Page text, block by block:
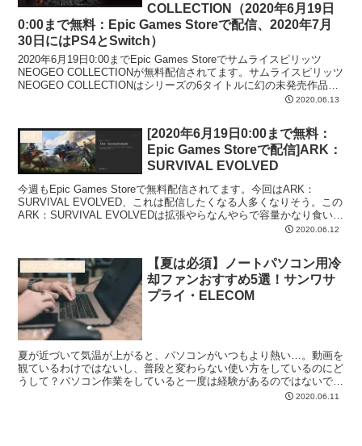
COLLECTION（2020年6月19日
0:00まで無料：Epic Games Storeで配信、2020年7月
30日にはPS4とSwitch）
2020年6月19日0:00までEpic Games Storeでサムライスピリッツ
NEOGEO COLLECTIONが無料配信されてます。サムライスピリッツ
NEOGEO COLLECTIONはシリーズの6タイトルに幻の未発売作品を
2020.06.13
WiFi
[2020年6月19日0:00まで無料：
Epic Games Storeで配信]ARK：
SURVIVAL EVOLVED
今週もEpic Games Storeで無料配信されてます。今回はARK：
SURVIVAL EVOLVED、これは配信したくなる人多くなりそう。この
ARK：SURVIVAL EVOLVEDは拡張やらなんやらで容量かなり食いま
2020.06.12
パソコン周辺機器
【夏は必須】ノートパソコン用冷
却ファンおすすめ5選！サンワサ
プライ・ELECOM
夏が近づいて気温が上がると、パソコンがいつもより熱い…。動画を
観ているわけではないし、普段と変わらない使い方をしているのにど
うして？パソコン作業をしていると一度は経験があるのではないでし
ょうか。 私も経験があります。真夏はキーボードが熱くて...2020.06.11